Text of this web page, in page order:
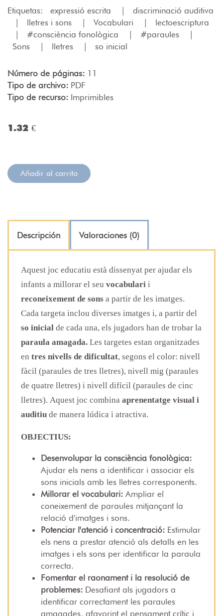
Etiquetas: expressió escrita
discriminació auditiva
lletres i sons Vocabulari
lectoescriptura
#consciència fonològica #paraules
Sons
lletres so inicial
Número de páginas: 11
Tipo de archivo: PDF
Tipo de recurso: Imprimibles
1.32 €
Añadir al carrito
Descripción Valoraciones (0)
Aquest joc educatiu està dissenyat per ajudar els
infants a millorar el seu vocabulari i
reconeixement de sons a partir de les imatges.
Cada targeta inclou diverses imatges i, a partir del
so inicial de cada una, els jugadors han de trobar la
paraula amagada. Les targetes estan organitzades
en tres nivells de dificultat, segons el color: nivell
fàcil (paraules de tres lletres), nivell mig (paraules
de quatre lletres) i nivell difícil (paraules de cinc
lletres). Aquest joc combina aprenentatge visual i
auditiu de manera lúdica i atractiva.
OBJECTIUS:
Desenvolupar la consciència fonològica:
Ajudar els nens a identificar i associar els
sons inicials amb les lletres corresponents.
Millorar el vocabulari: Ampliar el
coneixement de paraules mitjançant la
relació d'imatges i sons.
Potenciar l'atenció i concentració: Estimular
els nens a prestar atenció als detalls en les
imatges i els sons per identificar la paraula
correcta.
Fomentar el raonament i la resolució de
problemes: Desafiant als jugadors a
identificar correctament les paraules
amagades, afavorint el pensament crític i